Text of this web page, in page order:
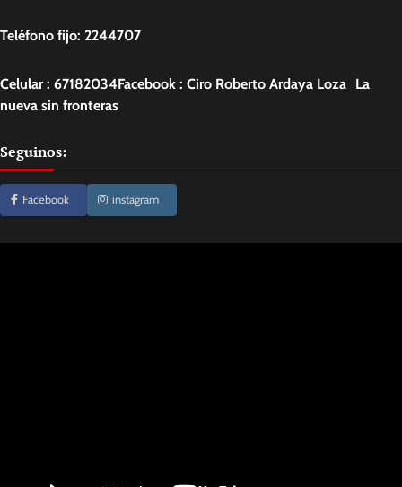
Teléfono fijo: 2244707
Celular : 67182034Facebook : Ciro Roberto Ardaya Loza La
nueva sin fronteras
Seguinos:
Facebook instagram